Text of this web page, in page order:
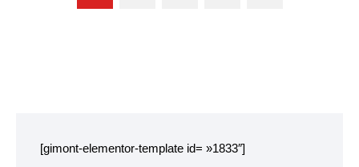
[gimont-elementor-template id= »1833″]